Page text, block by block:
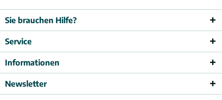
Sie brauchen Hilfe?
Service
Informationen
Newsletter